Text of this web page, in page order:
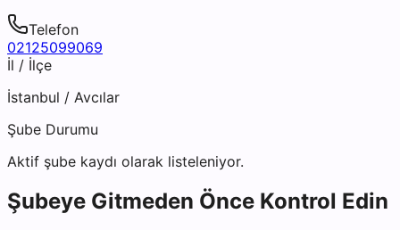
Telefon
02125099069
İl / İlçe
İstanbul / Avcılar
Şube Durumu
Aktif şube kaydı olarak listeleniyor.
Şubeye Gitmeden Önce Kontrol Edin